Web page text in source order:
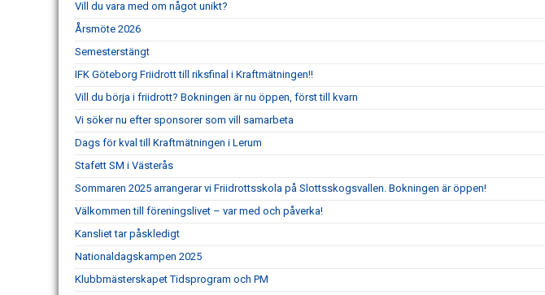
Vill du vara med om något unikt?
Årsmöte 2026
Semesterstängt
IFK Göteborg Friidrott till riksfinal i Kraftmätningen!!
Vill du börja i friidrott? Bokningen är nu öppen, först till kvarn
Vi söker nu efter sponsorer som vill samarbeta
Dags för kval till Kraftmätningen i Lerum
Stafett SM i Västerås
Sommaren 2025 arrangerar vi Friidrottsskola på Slottsskogsvallen. Bokningen är öppen!
Välkommen till föreningslivet – var med och påverka!
Kansliet tar påskledigt
Nationaldagskampen 2025
Klubbmästerskapet Tidsprogram och PM